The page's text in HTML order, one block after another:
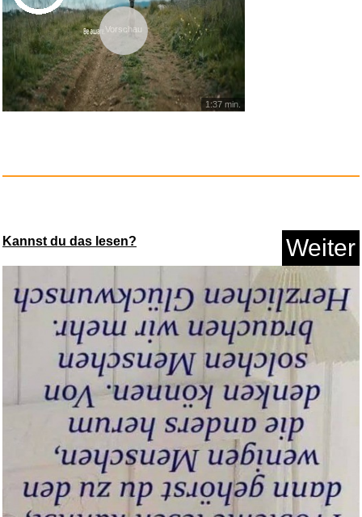
sleek [Jahresabo]...
Vorschau
1:37 min.
Kannst du das lesen? Weiter